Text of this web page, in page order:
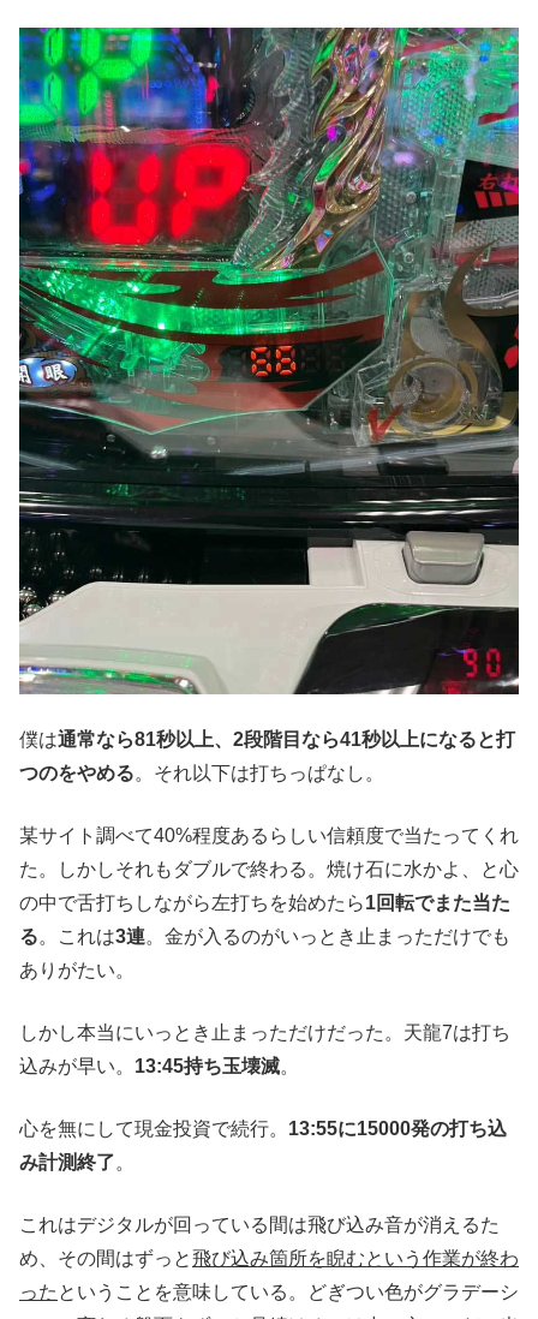
僕は通常なら81秒以上、2段階目なら41秒以上になると打
つのをやめる。それ以下は打ちっぱなし。
某サイト調べて40%程度あるらしい信頼度で当たってくれ
た。しかしそれもダブルで終わる。焼け石に水かよ、と心
の中で舌打ちしながら左打ちを始めたら1回転でまた当た
る。これは3連。金が入るのがいっとき止まっただけでも
ありがたい。
しかし本当にいっとき止まっただけだった。天龍7は打ち
込みが早い。 13:45持ち玉壊滅。
心を無にして現金投資で続行。 13:55に15000発の打ち込
み計測終了。
これはデジタルが回っている間は飛び込み音が消えるた
め、その間はずっと飛び込み箇所を睨むという作業が終わ
った ということを意味している。どぎつい色がグラデーシ